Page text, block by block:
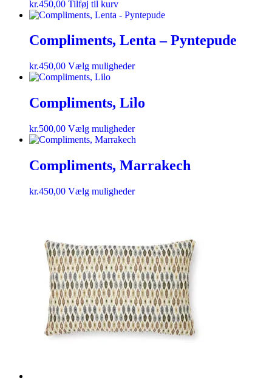
kr.450,00 Tilføj til kurv
Compliments, Lenta – Pyntepude
kr.450,00 Vælg muligheder
Compliments, Lilo
kr.500,00 Vælg muligheder
Compliments, Marrakech
kr.450,00 Vælg muligheder